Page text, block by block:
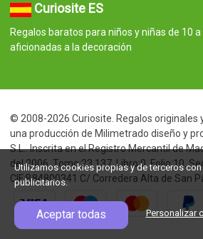
Curiosite ES
Regalos baratos para niños y niñas de 10
aficionadas a la decoración
© 2008-2026 Curiosite. Regalos originales
una producción de Milimetrado diseño y
S.L.. Inscrita en el Registro Mercantil de
del 2006. Tomo:23.137. Libro:0. Folio:10.
CIF:B84800341 C/ Corredera Alta de San
Utilizamos cookies propias y de terceros
publicitarios.
Aceptar todas Personalizar